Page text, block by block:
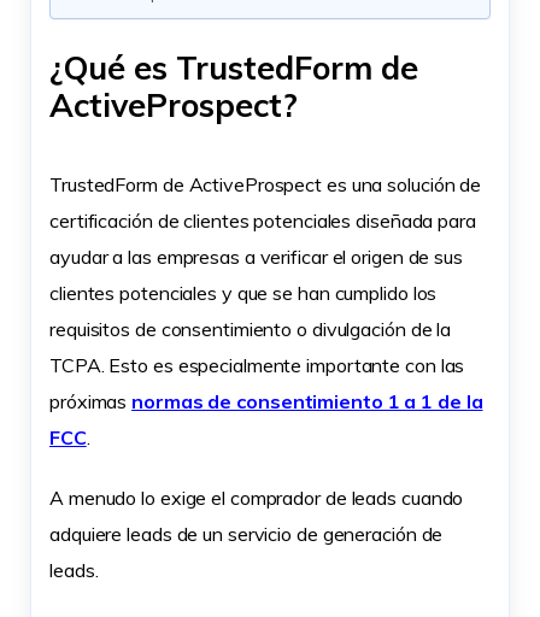
¿Qué es TrustedForm de
ActiveProspect?
TrustedForm de ActiveProspect es una solución de
certificación de clientes potenciales diseñada para
ayudar a las empresas a verificar el origen de sus
clientes potenciales y que se han cumplido los
requisitos de consentimiento o divulgación de la
TCPA. Esto es especialmente importante con las
próximas normas de consentimiento 1 a 1 de la
FCC.
A menudo lo exige el comprador de leads cuando
adquiere leads de un servicio de generación de
leads.